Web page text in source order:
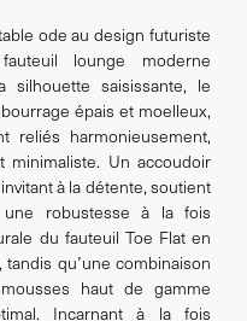
ode au design futuriste
lounge moderne
silhouette saisissante, le
épais et moelleux,
reliés harmonieusement,
Un accoudoir
à la détente, soutient
robustesse à la fois
du fauteuil Toe Flat en
qu’une combinaison
haut de gamme
Incarnant à la fois